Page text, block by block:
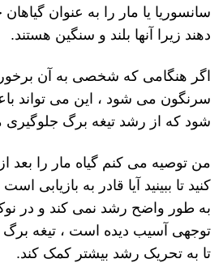
سانسوریا یا مار را به عنوان
دهند زیرا آنها بلند و سنگین هستند.
اگر هنگامی که شخصی به آن
سرنگون می شود ، این می تواند
شود که از رشد تیغه برگ جلوگیری
من توصیه می کنم گیاه مار را بعد
کنید تا ببینید آیا قادر به بازیابی
به طور واضح رشد نمی کند و در
توجهی آسیب دیده است ، تیغه
تا به تحریک رشد بیشتر کمک کند.